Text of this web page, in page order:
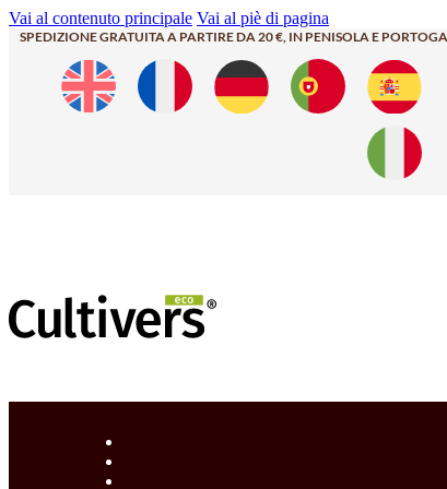
Vai al contenuto principale Vai al piè di pagina
SPEDIZIONE GRATUITA A PARTIRE DA 20 €, IN PENISOLA E